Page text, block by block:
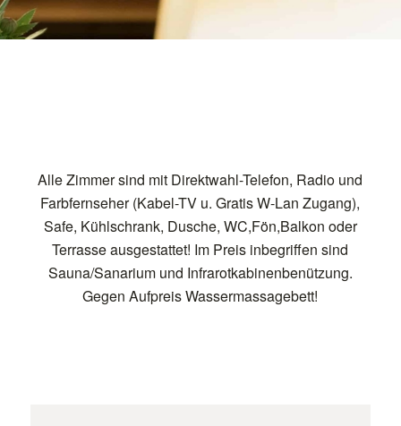
Alle Zimmer sind mit Direktwahl-Telefon, Radio und
Farbfernseher (Kabel-TV u. Gratis W-Lan Zugang),
Safe, Kühlschrank, Dusche, WC,Fön,Balkon oder
Terrasse ausgestattet! Im Preis inbegriffen sind
Sauna/Sanarium und Infrarotkabinenbenützung.
Gegen Aufpreis Wassermassagebett!